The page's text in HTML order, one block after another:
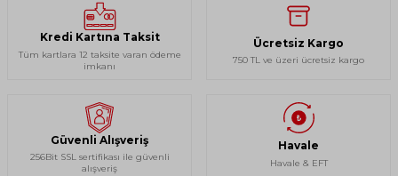
Kredi Kartına Taksit
Tüm kartlara 12 taksite varan ödeme
imkanı
Ücretsiz Kargo
750 TL ve üzeri ücretsiz kargo
Güvenli Alışveriş
256Bit SSL sertifikası ile güvenli
alışveriş
Havale
Havale & EFT